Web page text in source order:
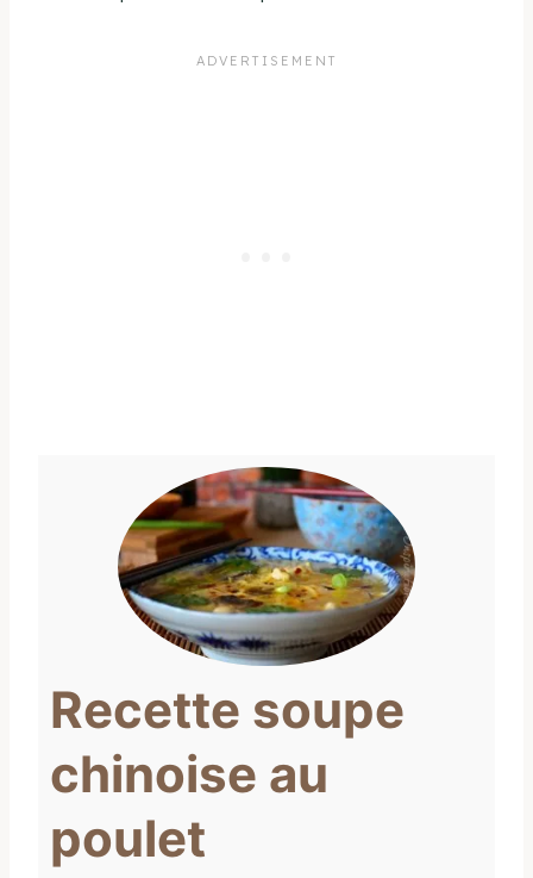
Recette soupe
chinoise au
poulet